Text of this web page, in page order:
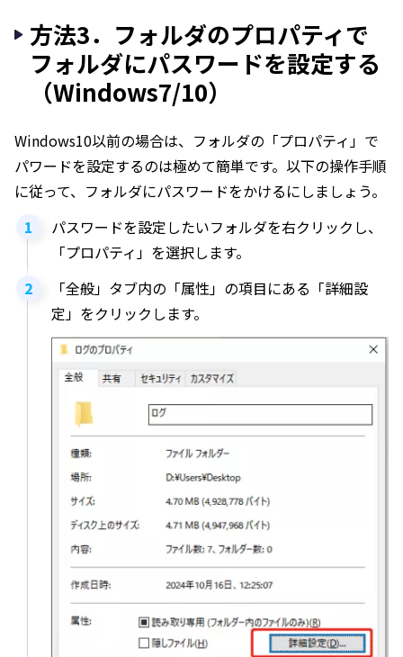
方法3．フォルダのプロパティで
フォルダにパスワードを設定する
（Windows7/10）
Windows10以前の場合は、フォルダの「プロパティ」で
パワードを設定するのは極めて簡単です。以下の操作手順
に従って、フォルダにパスワードをかけるにしましょう。
パスワードを設定したいフォルダを右クリックし、
「プロパティ」を選択します。
「全般」タブ内の「属性」の項目にある「詳細設
定」をクリックします。